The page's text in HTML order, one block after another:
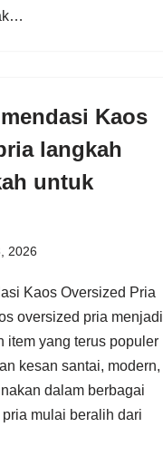
Kaos
langkah
untuk
2026
Kaos Oversized Pria
oversized pria menjadi
item yang terus populer
kesan santai, modern,
dalam berbagai
mulai beralih dari